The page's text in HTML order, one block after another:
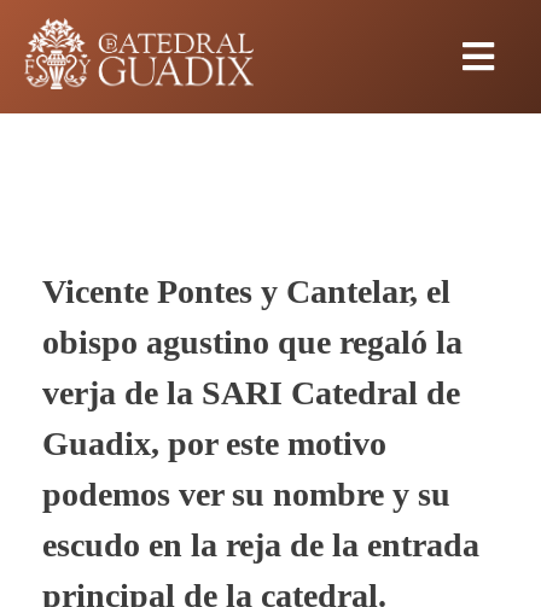
Vicente Pontes y Cantelar, el
obispo agustino que regaló la
verja de la SARI Catedral de
Guadix, por este motivo
podemos ver su nombre y su
escudo en la reja de la entrada
principal de la catedral.